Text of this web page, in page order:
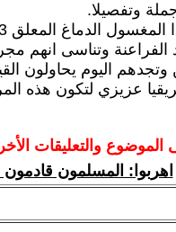
وتفصيلا.
الفراعنة وتناسى انهم
اليوم يحاولون
عزيزي لتكون هذه
الموضوع والتعليقات
اهربوا: المسلمون